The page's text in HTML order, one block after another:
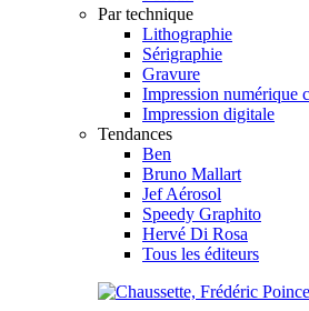
Par technique
Lithographie
Sérigraphie
Gravure
Impression numérique
Impression digitale
Tendances
Ben
Bruno Mallart
Jef Aérosol
Speedy Graphito
Hervé Di Rosa
Tous les éditeurs